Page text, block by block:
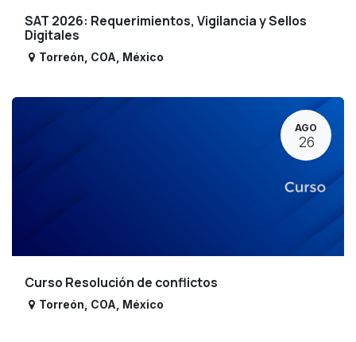
SAT 2026: Requerimientos, Vigilancia y Sellos
Digitales
Torreón COA México
AGO
26
Curso Resolución de conflictos
Torreón COA México